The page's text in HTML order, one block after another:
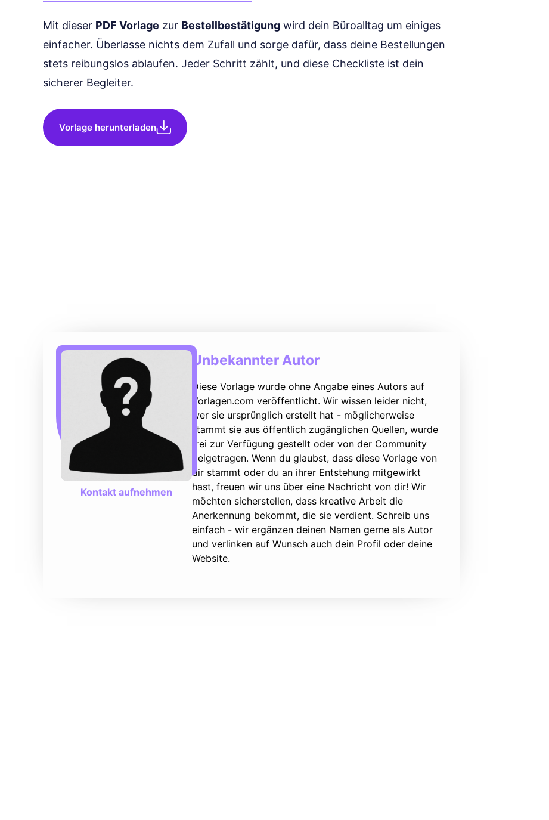
Mit dieser PDF Vorlage zur Bestellbestätigung wird dein Büroalltag um einiges
einfacher. Überlasse nichts dem Zufall und sorge dafür, dass deine Bestellungen
stets reibungslos ablaufen. Jeder Schritt zählt, und diese Checkliste ist dein
sicherer Begleiter.
Vorlage herunterladen
Kontakt aufnehmen
Unbekannter Autor
Diese Vorlage wurde ohne Angabe eines Autors auf
Vorlagen.com veröffentlicht. Wir wissen leider nicht,
wer sie ursprünglich erstellt hat - möglicherweise
stammt sie aus öffentlich zugänglichen Quellen, wurde
frei zur Verfügung gestellt oder von der Community
beigetragen. Wenn du glaubst, dass diese Vorlage von
dir stammt oder du an ihrer Entstehung mitgewirkt
hast, freuen wir uns über eine Nachricht von dir! Wir
möchten sicherstellen, dass kreative Arbeit die
Anerkennung bekommt, die sie verdient. Schreib uns
einfach - wir ergänzen deinen Namen gerne als Autor
und verlinken auf Wunsch auch dein Profil oder deine
Website.